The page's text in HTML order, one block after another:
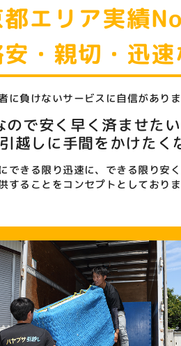
エリア実績
・親切・迅
に負けないサービスに自信があり
ので安く早く済ませた
越しに手間をかけたく
できる限り迅速に、 できる限り安
することをコンセプトとしており